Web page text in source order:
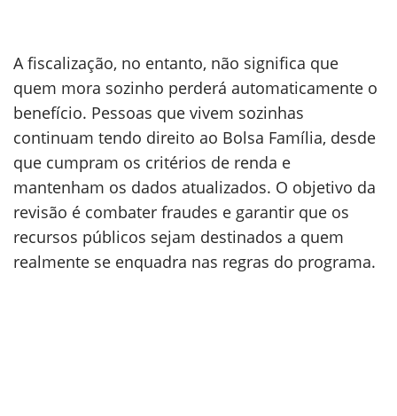
A fiscalização, no entanto, não significa que
quem mora sozinho perderá automaticamente o
benefício. Pessoas que vivem sozinhas
continuam tendo direito ao Bolsa Família, desde
que cumpram os critérios de renda e
mantenham os dados atualizados. O objetivo da
revisão é combater fraudes e garantir que os
recursos públicos sejam destinados a quem
realmente se enquadra nas regras do programa.